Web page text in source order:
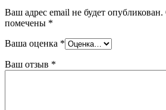
Ваш адрес email не будет опубликован.
помечены *
Ваша оценка *
Ваш отзыв *